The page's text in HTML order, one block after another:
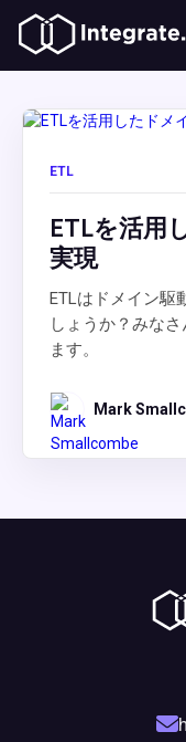
ETL
ETLを活用
実現
ETLはドメイン駆
しょうか？みな
ます。
Mark